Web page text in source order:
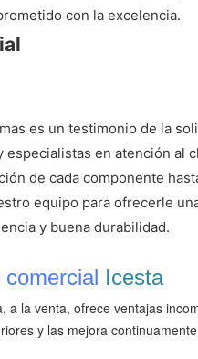
con la excelencia.
es un testimonio de la
en atención al
de cada componente
equipo para ofrecerle
y buena durabilidad.
Icesta
a la venta, ofrece ventajas
y las mejora